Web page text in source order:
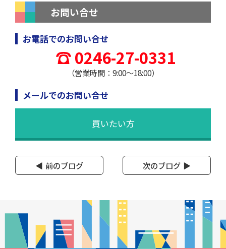
お問い合せ
お電話でのお問い合せ
0246-27-0331
（営業時間：9:00～18:00）
メールでのお問い合せ
買いたい方
前のブログ 次のブログ